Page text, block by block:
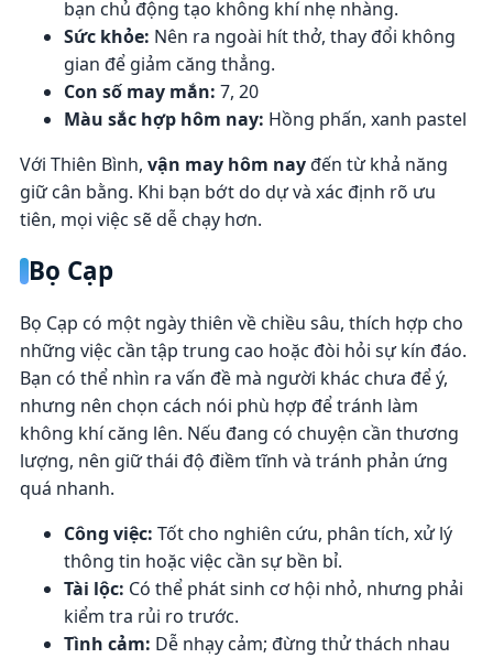
bạn chủ động tạo không khí nhẹ nhàng.
Sức khỏe: Nên ra ngoài hít thở, thay đổi không
gian để giảm căng thẳng.
Con số may mắn: 7, 20
Màu sắc hợp hôm nay: Hồng phấn, xanh pastel
Với Thiên Bình, vận may hôm nayđến từ khả năng
giữ cân bằng. Khi bạn bớt do dự và xác định rõ ưu
tiên, mọi việc sẽ dễ chạy hơn.
Bọ Cạp
Bọ Cạp có một ngày thiên về chiều sâu, thích hợp cho
những việc cần tập trung cao hoặc đòi hỏi sự kín đáo.
Bạn có thể nhìn ra vấn đề mà người khác chưa để ý,
nhưng nên chọn cách nói phù hợp để tránh làm
không khí căng lên. Nếu đang có chuyện cần thương
lượng, nên giữ thái độ điềm tĩnh và tránh phản ứng
quá nhanh.
Công việc: Tốt cho nghiên cứu, phân tích, xử lý
thông tin hoặc việc cần sự bền bỉ.
Tài lộc: Có thể phát sinh cơ hội nhỏ, nhưng phải
kiểm tra rủi ro trước.
Tình cảm: Dễ nhạy cảm; đừng thử thách nhau